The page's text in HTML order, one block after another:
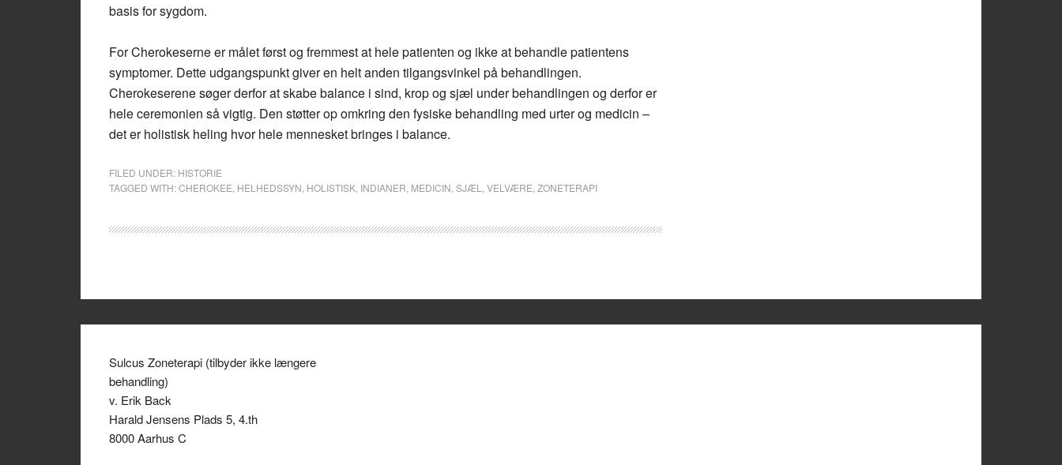
basis for sygdom.
For Cherokeserne er målet først og fremmest at hele patienten og ikke at behandle patientens
symptomer. Dette udgangspunkt giver en helt anden tilgangsvinkel på behandlingen.
Cherokeserene søger derfor at skabe balance i sind, krop og sjæl under behandlingen og derfor er
hele ceremonien så vigtig. Den støtter op omkring den fysiske behandling med urter og medicin –
det er holistisk heling hvor hele mennesket bringes i balance.
FILED UNDER: HISTORIE
TAGGED WITH:CHEROKEE HELHEDSSYN HOLISTISK INDIANER MEDICIN SJÆL VELVÆRE ZONETERAPI
Sulcus Zoneterapi (tilbyder ikke længere
behandling)
v. Erik Back
Harald Jensens Plads 5, 4.th
8000 Aarhus C